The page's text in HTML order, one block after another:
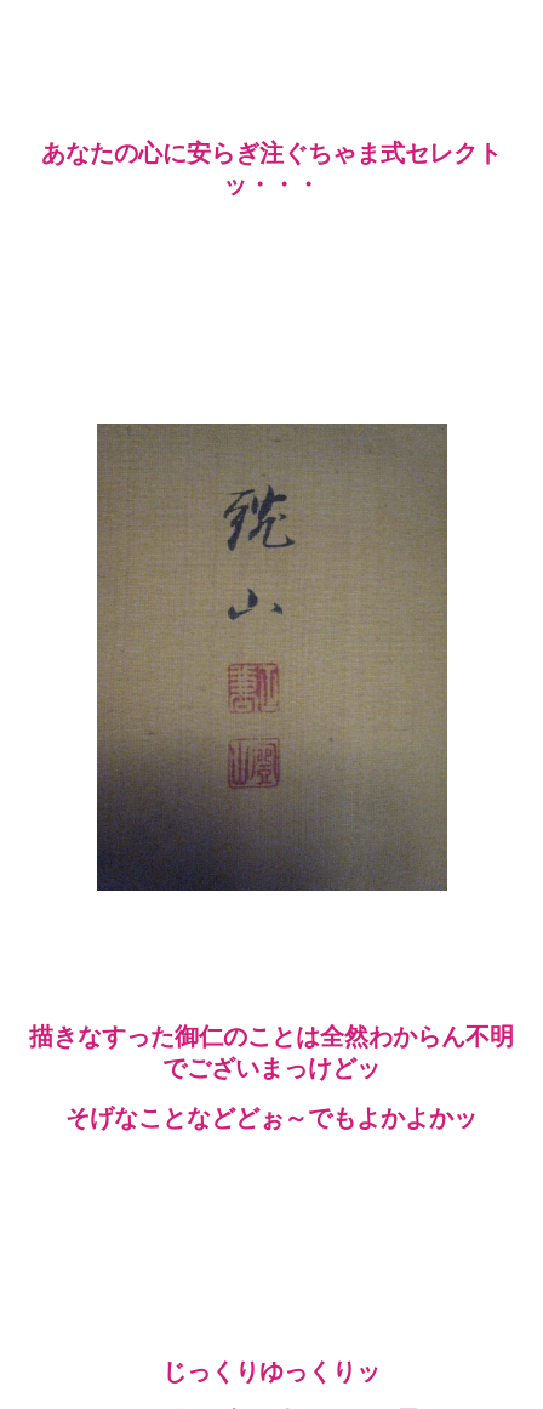
あなたの心に安らぎ注ぐちゃま式セレクト
ッ・・・
描きなすった御仁のことは全然わからん不明
でございまっけどッ
そげなことなどどぉ～でもよかよかッ
じっくりゆっくりッ